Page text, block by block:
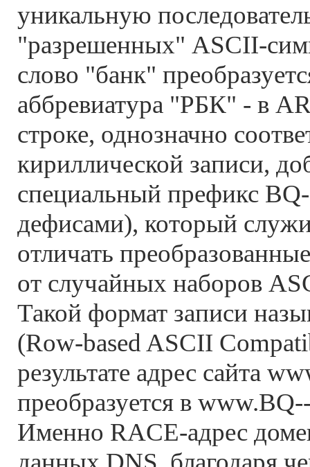
уникальную
"разрешенных" ASCII-
слово "банк"
аббревиатура "РБК" - в
строке, однозначно
кириллической записи,
специальный префикс
дефисами), который
отличать
от случайных наборов
Такой формат записи
(Row-based ASCII
результате адрес сайта
преобразуется в
Именно RACE-адрес